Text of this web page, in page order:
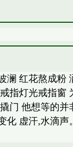
红花熬成
指灯光戒指
门 他想等的
虚汗,水滴